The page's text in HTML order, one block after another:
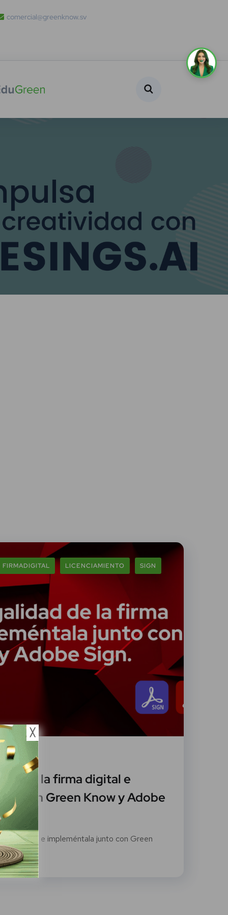
comercial@greenknow.sv
FIRMADIGITAL LICENCIAMIENTO SIGN
2022
de la firma digital e
con Green Know y Adobe
digital e impleméntala junto con Green
╳